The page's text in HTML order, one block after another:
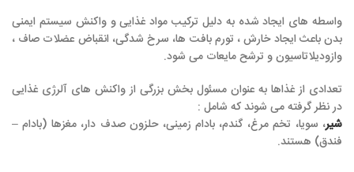
واسطه های ایجاد شده به دلیل ترکیب مواد غذایی و واکنش سیستم ایمنی
بدن باعث ایجاد خارش ، تورم بافت ها، سرخ شدگی، انقباض عضلات صاف ،
وازودیلاتاسیون و ترشح مایعات می شود.
تعدادی از غذاها به عنوان مسئول بخش بزرگی از واکنش های آلرژی غذایی
در نظر گرفته می شوند که شامل :
شیر، سویا، تخم مرغ، گندم، بادام زمینی، حلزون صدف دار، مغزها (بادام –
فندق) هستند.